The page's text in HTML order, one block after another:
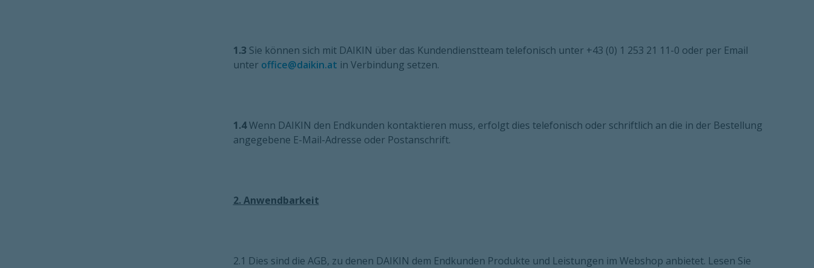
1.3 Sie können sich mit DAIKIN über das Kundendienstteam telefonisch unter +43 (0) 1 253 21 11-0 oder per Email
unter office@daikin.at in Verbindung setzen.
1.4Wenn DAIKIN den Endkunden kontaktieren muss, erfolgt dies telefonisch oder schriftlich an die in der Bestellung
angegebene E-Mail-Adresse oder Postanschrift.
2. Anwendbarkeit
2.1 Dies sind die AGB, zu denen DAIKIN dem Endkunden Produkte und Leistungen im Webshop anbietet. Lesen Sie